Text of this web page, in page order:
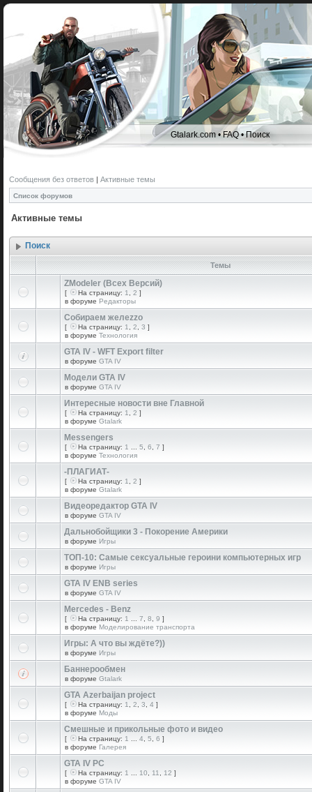
Gtalark.com •FAQ•Поиск
Сообщения без ответов | Активные темы
Список форумов
Активные темы
Поиск
Темы
ZModeler (Всех Версий)
[ На страницу: 1 2 ]
в форуме Редакторы
Собираем желеzzо
[ На страницу: 1 2 3 ]
в форуме Технология
GTA IV - WFT Export filter
в форуме GTA IV
Модели GTA IV
в форуме GTA IV
Интересные новости вне Главной
[ На страницу: 1 2 ]
в форуме Gtalark
Messengers
[ На страницу: 1 5 6 7 ]
в форуме Технология
-ПЛАГИАТ-
[ На страницу: 1 2 ]
в форуме Gtalark
Видеоредактор GTA IV
в форуме GTA IV
Дальнобойщики 3 - Покорение Америки
в форуме Игры
ТОП-10: Самые сексуальные героини компьютерных игр
в форуме Игры
GTA IV ENB series
в форуме GTA IV
Mercedes - Benz
[ На страницу: 1 7 8 9 ]
в форуме Моделирование транспорта
Игры: А что вы ждёте?))
в форуме Игры
Баннерообмен
в форуме Gtalark
GTA Azerbaijan project
[ На страницу: 1 2 3 4 ]
в форуме Моды
Смешные и прикольные фото и видео
[ На страницу: 1 4 5 6 ]
в форуме Галерея
GTA IV PC
[ На страницу: 1 10 11 12 ]
в форуме GTA IV